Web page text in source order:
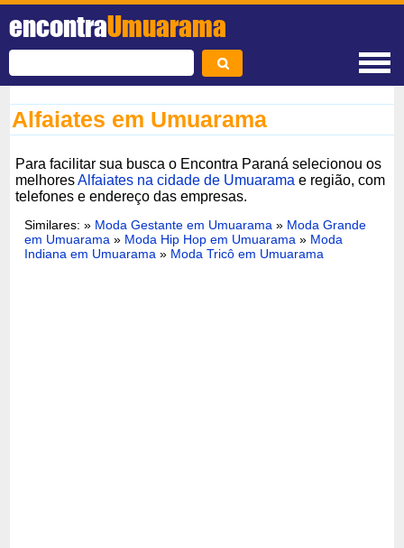
encontraUmuarama
Alfaiates em Umuarama
Para facilitar sua busca o Encontra Paraná selecionou os
melhoresAlfaiates na cidade de Umuarama e região, com
telefones e endereço das empresas.
Similares: » Moda Gestante em Umuarama » Moda Grande
em Umuarama » Moda Hip Hop em Umuarama » Moda
Indiana em Umuarama » Moda Tricô em Umuarama